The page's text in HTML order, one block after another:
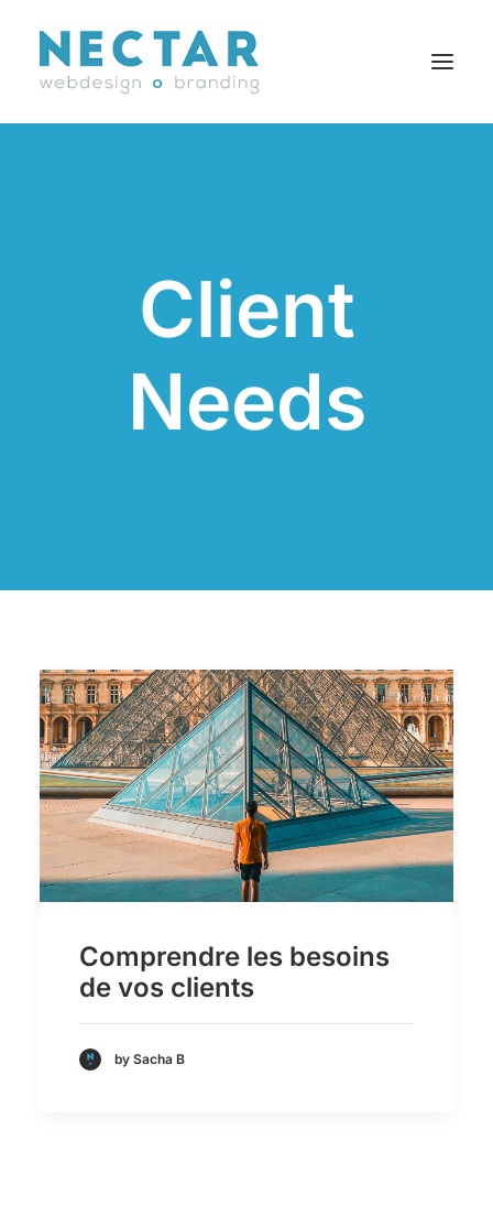
Client
Needs
Comprendre les besoins
de vos clients
by Sacha B